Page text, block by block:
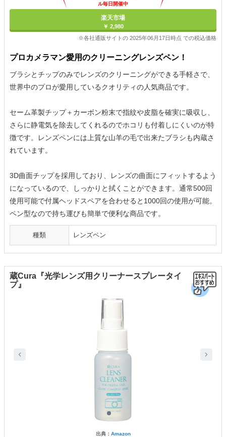
ル毎日開催中
楽天市場
￥ 2,980
※各社通販サイトの 2025年06月17日時点 での税込価格
プロカメラマン愛用のクリーニングレンズペン！
ブラシとチップのみでレンズのクリーニングができる手軽さで、
世界中のプロが愛用しているクオリティの人気商品です。
セーム革製チップ＋カーボン粉末で指紋や皮脂を確実に吸収し、
さらに静電気を除去してくれるのでホコリも付着しにくいのが特
徴です。レンズペンには上質な山羊の毛で出来たブラシも内蔵さ
れています。
3D曲面チップを採用しており、レンズの曲面にフィットするよう
になっているので、しっかりと拭くことができます。通常500回
使用可能で付属ヘッドスペアを合わせると1000回の使用が可能。
ペン型なので持ち運びも簡単で便利な商品です。
種類 レンズペン
蔵Cura『光学レンズ用クリーナースプレータイ
プ』
出典： Amazon